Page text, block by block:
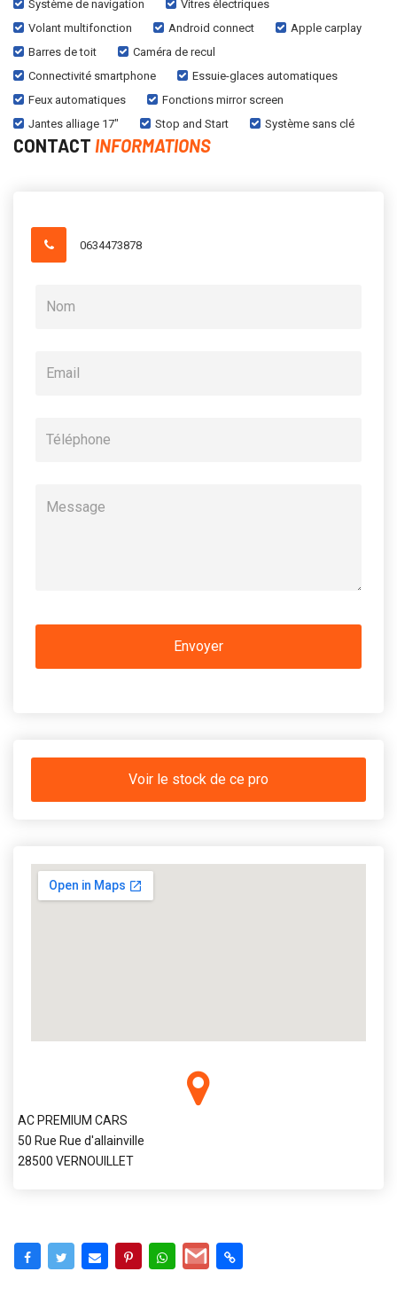
Système de navigation
Vitres électriques
Volant multifonction
Android connect
Apple carplay
Barres de toit
Caméra de recul
Connectivité smartphone
Essuie-glaces automatiques
Feux automatiques
Fonctions mirror screen
Jantes alliage 17"
Stop and Start Système sans clé
CONTACT INFORMATIONS
0634473878
Voir le stock de ce pro
AC PREMIUM CARS
50 Rue Rue d'allainville
28500 VERNOUILLET